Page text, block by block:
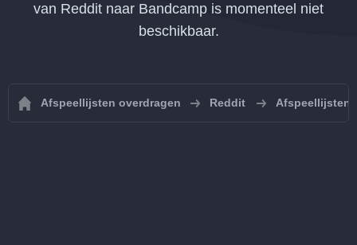
van Reddit naar Bandcamp is momenteel niet
beschikbaar.
Afspeellijsten overdragen Reddit Afspeellijsten